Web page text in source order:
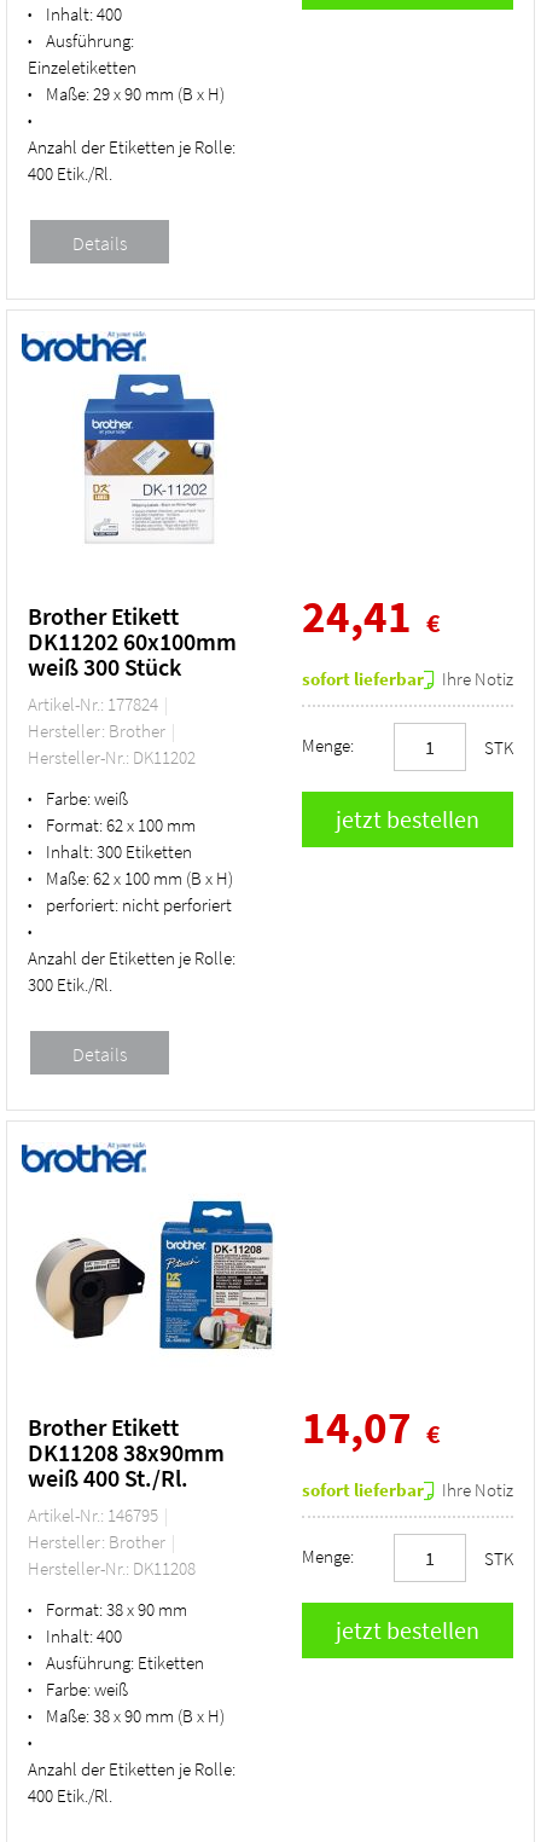
• Inhalt:400
•
Ausführung:
Einzeletiketten
• Maße:29 x 90 mm (B x H)
•
Anzahl der Etiketten je Rolle:
400 Etik./Rl.
Brother Etikett
DK11202 60x100mm
weiß 300 Stück
Artikel-Nr.: 177824
Hersteller: Brother
Hersteller-Nr.: DK11202
• Farbe:weiß
• Format:62 x 100 mm
• Inhalt:300 Etiketten
• Maße:62 x 100 mm (B x H)
• perforiert: nicht perforiert
•
Anzahl der Etiketten je Rolle:
300 Etik./Rl.
24,41 €
sofort lieferbar Ihre Notiz
Menge: STK
Brother Etikett
DK11208 38x90mm
weiß 400 St./Rl.
Artikel-Nr.: 146795
Hersteller: Brother
Hersteller-Nr.: DK11208
• Format:38 x 90 mm
• Inhalt:400
• Ausführung: Etiketten
• Farbe:weiß
• Maße:38 x 90 mm (B x H)
•
Anzahl der Etiketten je Rolle:
400 Etik./Rl.
14,07 €
sofort lieferbar Ihre Notiz
Menge: STK